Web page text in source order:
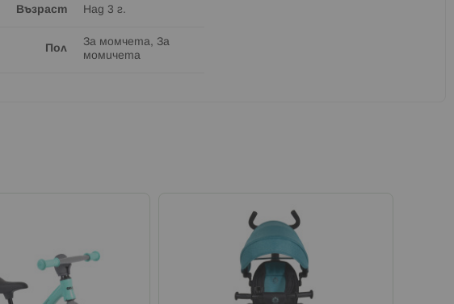
Възраст Над 3 г.
Пол
За момчета, За
момичета